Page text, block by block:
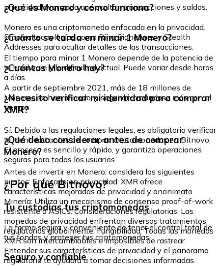
privacidad avanzada que ocultan transacciones y saldos.
¿Qué es Monero y cómo funciona?
Monero es una criptomoneda enfocada en la privacidad.
Emplea tecnologías como Ring Signatures y Stealth
Addresses para ocultar detalles de las transacciones.
¿Cuánto se tarda en minar 1 Monero?
El tiempo para minar 1 Monero depende de la potencia de
tu hardware y la dificultad actual. Puede variar desde horas
a días.
¿Cuántos Monero hay?
A partir de septiembre 2021, más de 18 millones de
Moneros se han minado, y seguirán creándose más con el
tiempo.
¿Necesito verificar mi identidad para comprar
XMR?
Sí. Debido a las regulaciones legales, es obligatorio verificar
tu identidad antes de comprar criptomonedas en Bitnovo.
El proceso es sencillo y rápido, y garantiza operaciones
seguras para todos los usuarios.
¿Qué debo considerar antes de comprar
Monero?
Antes de invertir en Monero, considera los siguientes
puntos: Enfocado en privacidad: XMR ofrece
características mejoradas de privacidad y anonimato.
Minería: Utiliza un mecanismo de consenso proof-of-work
resistente a ASICs. Consideraciones regulatorias: Las
monedas de privacidad enfrentan diversos tratamientos
regulatorios globalmente. Fungibilidad: Todas las monedas
XMR son intercambiables e imposibles de rastrear.
Entender sus características de privacidad y el panorama
regulatorio te ayudará a tomar decisiones informadas.
¿Por qué Bitnovo?
Tu custodias tus criptomonedas
La forma segura y conveniente de tener el control total de
tus fondos y proteger tus criptomonedas.
Seguro y confiable